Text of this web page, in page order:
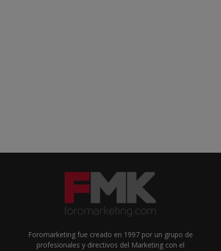
Foromarketing fue creado en 1997 por un grupo de
profesionales y directivos del Marketing con el